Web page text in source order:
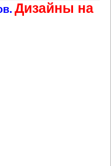
Дизайны на